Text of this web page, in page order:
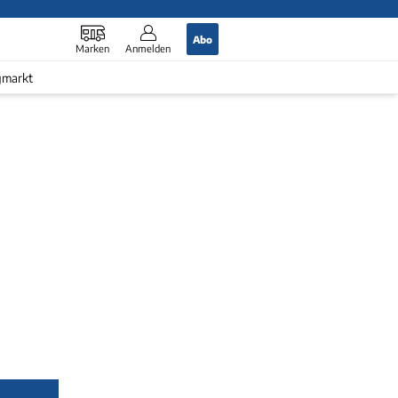
Marken Anmelden
Abo